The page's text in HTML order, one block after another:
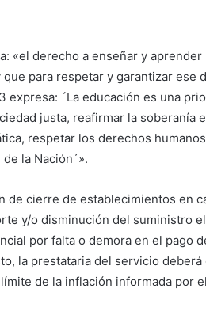
«el derecho a enseñar y
para respetar y garantizar ese
expresa: ´La educación es una
justa, reafirmar la soberanía
respetar los derechos
la Nación´».
cierre de establecimientos en
y/o disminución del suministro
por falta o demora en el pago
la prestataria del servicio
de la inflación informada por